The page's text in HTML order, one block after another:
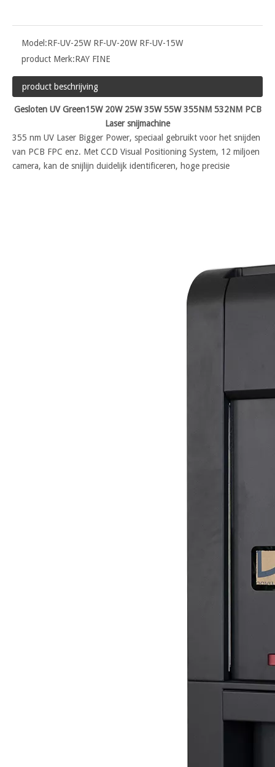
Model:RF-UV-25W RF-UV-20W RF-UV-15W
product Merk:RAY FINE
product beschrijving
Gesloten UV Green15W 20W 25W 35W 55W 355NM 532NM PCB
Laser snijmachine
355 nm UV Laser Bigger Power, speciaal gebruikt voor het snijden
van PCB FPC enz. Met CCD Visual Positioning System, 12 miljoen
camera, kan de snijlijn duidelijk identificeren, hoge precisie